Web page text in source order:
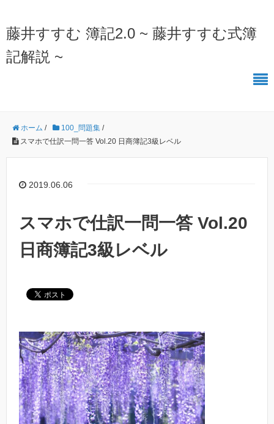
藤井すすむ 簿記2.0 ~ 藤井すすむ式簿
記解説 ~
ホーム / 100_問題集 /
スマホで仕訳一問一答 Vol.20 日商簿記3級レベル
2019.06.06
スマホで仕訳一問一答 Vol.20
日商簿記3級レベル